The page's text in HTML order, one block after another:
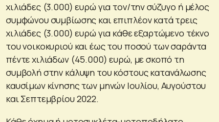
χιλιάδες (3.000) ευρώ για τον/την σύζυγο ή μέλος
συμφώνου συμβίωσης και επιπλέον κατά τρεις
χιλιάδες (3.000) ευρώ για κάθε εξαρτώμενο τέκνο
του νοικοκυριού και έως του ποσού των σαράντα
πέντε χιλιάδων (45.000) ευρώ, με σκοπό τη
συμβολή στην κάλυψη του κόστους κατανάλωσης
καυσίμων κίνησης των μηνών Ιουλίου, Αυγούστου
και Σεπτεμβρίου 2022.